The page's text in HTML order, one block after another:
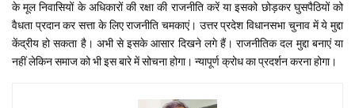
के मूल निवासियों के अधिकारों की रक्षा की राजनीति करें या इसको छोड़कर घुसपैठियों को
वैधता प्रदान कर सत्ता के लिए राजनीति चमकाएं। उत्तर प्रदेश विधानसभा चुनाव में ये मुद्दा
केंद्रीय हो सकता है। अभी से इसके आसार दिखने लगे हैं। राजनीतिक दल मुद्दा बनाएं या
नहीं लेकिन समाज को भी इस बारे में सोचना होगा। न्यापूर्ण क्रोध का प्रदर्शन करना होगा।